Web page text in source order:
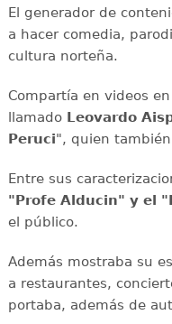
El generador de
a hacer comedia,
cultura norteña.
Compartía en videos
llamadoLeovardo
Peruci", quien
Entre sus
"Profe Alducin" y el
el público.
Además mostraba su
a restaurantes,
portaba, además de